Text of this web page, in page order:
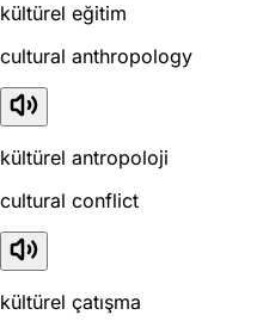
kültürel eğitim
cultural anthropology
kültürel antropoloji
cultural conflict
kültürel çatışma